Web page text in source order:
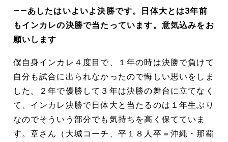
――あしたはいよいよ決勝です。日体大とは3年前
もインカレの決勝で当たっています。意気込みをお
願いします
僕自身インカレ４度目で、１年の時は決勝で負けて
自分も試合に出られなかったので悔しい思いをしま
した。２年で優勝して３年は決勝の舞台に立てなく
て、インカレ決勝で日体大と当たるのは１年生ぶり
なのでそういう部分でも気持ちを高く保てていま
す。章さん（大城コーチ、平１８人卒＝沖縄・那覇